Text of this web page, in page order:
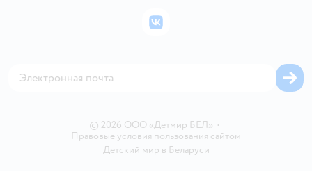
Политика использования файлов cookie
Бонусные карты
© 2026 ООО «Детмир БЕЛ» •
Правовые условия пользования сайтом
Детский мир в Беларуси
ВКонтакте